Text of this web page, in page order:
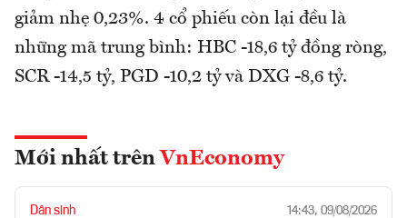
giảm nhẹ 0,23%. 4 cổ phiếu còn lại đều là
những mã trung bình: HBC -18,6 tỷ đồng ròng,
SCR -14,5 tỷ, PGD -10,2 tỷ và DXG -8,6 tỷ.
Mới nhất trên VnEconomy
Dân sinh 14:43, 09/08/2026